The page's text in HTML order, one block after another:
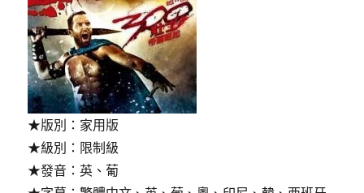
★版別：家用版
★級別：限制級
★發音：英、葡